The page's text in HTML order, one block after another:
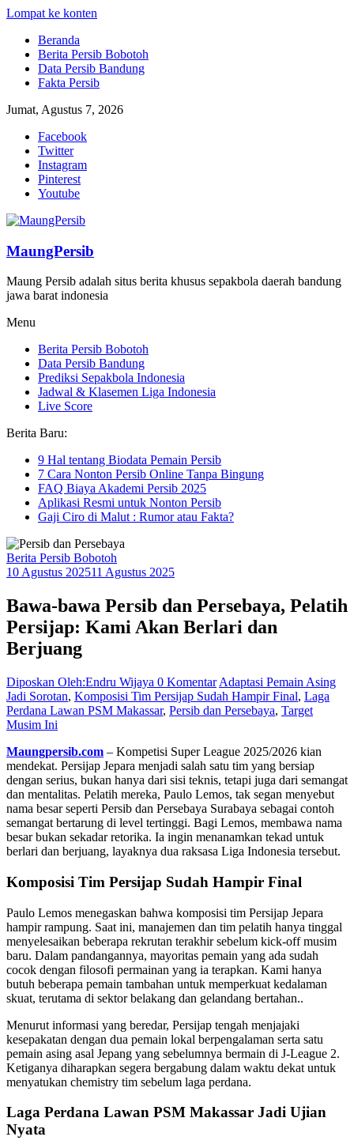
Lompat ke konten
Beranda
Berita Persib Bobotoh
Data Persib Bandung
Fakta Persib
Jumat, Agustus 7, 2026
Facebook
Twitter
Instagram
Pinterest
Youtube
MaungPersib
Maung Persib adalah situs berita khusus sepakbola daerah bandung
jawa barat indonesia
Menu
Berita Persib Bobotoh
Data Persib Bandung
Prediksi Sepakbola Indonesia
Jadwal & Klasemen Liga Indonesia
Live Score
Berita Baru:
9 Hal tentang Biodata Pemain Persib
7 Cara Nonton Persib Online Tanpa Bingung
FAQ Biaya Akademi Persib 2025
Aplikasi Resmi untuk Nonton Persib
Gaji Ciro di Malut : Rumor atau Fakta?
Berita Persib Bobotoh
10 Agustus 202511 Agustus 2025
Bawa-bawa Persib dan Persebaya, Pelatih
Persijap: Kami Akan Berlari dan
Berjuang
Diposkan Oleh:Endru Wijaya 0 Komentar Adaptasi Pemain Asing
Jadi Sorotan, Komposisi Tim Persijap Sudah Hampir Final, Laga
Perdana Lawan PSM Makassar, Persib dan Persebaya, Target
Musim Ini
Maungpersib.com – Kompetisi Super League 2025/2026 kian
mendekat. Persijap Jepara menjadi salah satu tim yang bersiap
dengan serius, bukan hanya dari sisi teknis, tetapi juga dari semangat
dan mentalitas. Pelatih mereka, Paulo Lemos, tak segan menyebut
nama besar seperti Persib dan Persebaya Surabaya sebagai contoh
semangat bertarung di level tertinggi. Bagi Lemos, membawa nama
besar bukan sekadar retorika. Ia ingin menanamkan tekad untuk
berlari dan berjuang, layaknya dua raksasa Liga Indonesia tersebut.
Komposisi Tim Persijap Sudah Hampir Final
Paulo Lemos menegaskan bahwa komposisi tim Persijap Jepara
hampir rampung. Saat ini, manajemen dan tim pelatih hanya tinggal
menyelesaikan beberapa rekrutan terakhir sebelum kick-off musim
baru. Dalam pandangannya, mayoritas pemain yang ada sudah
cocok dengan filosofi permainan yang ia terapkan. Kami hanya
butuh beberapa pemain tambahan untuk memperkuat kedalaman
skuat, terutama di sektor belakang dan gelandang bertahan..
Menurut informasi yang beredar, Persijap tengah menjajaki
kesepakatan dengan dua pemain lokal berpengalaman serta satu
pemain asing asal Jepang yang sebelumnya bermain di J-League 2.
Ketiganya diharapkan segera bergabung dalam waktu dekat untuk
menyatukan chemistry tim sebelum laga perdana.
Laga Perdana Lawan PSM Makassar Jadi Ujian
Nyata